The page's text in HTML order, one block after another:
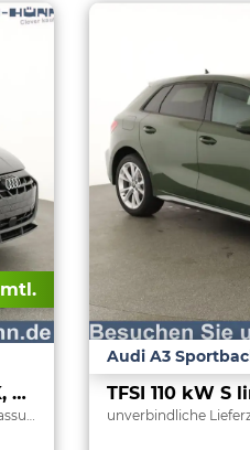
TFSI 110 kW S line 35 S-tronic S-LINE, AHK, Matrix, Navi, el. Klappe, Kamera, Winter, 3 J.-Garantie
Audi A3
unverbindliche